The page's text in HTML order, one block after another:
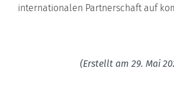
internationalen Partnerschaft auf
(Erstellt am 29. Mai